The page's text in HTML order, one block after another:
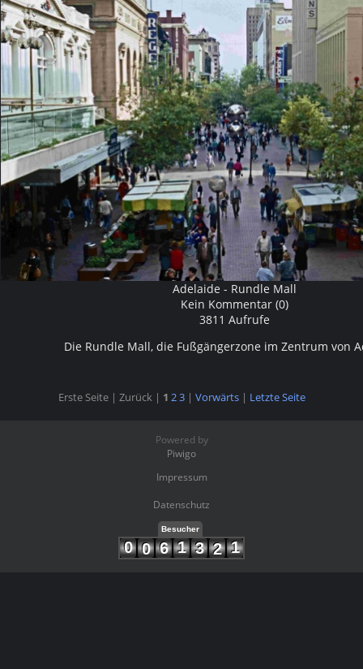
Adelaide - Rundle Mall
Kein Kommentar (0)
3811 Aufrufe
Die Rundle Mall, die Fußgängerzone im Zentrum von
Erste Seite | Zurück | 1 23 | Vorwärts | Letzte Seite
Powered by
Piwigo
Impressum
Datenschutz
Besucher
0 0 6 1 3 2 1